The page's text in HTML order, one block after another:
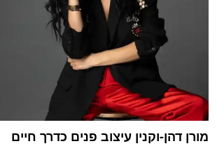
מורן דהן-וקנין עיצוב פנים כדרך חיים